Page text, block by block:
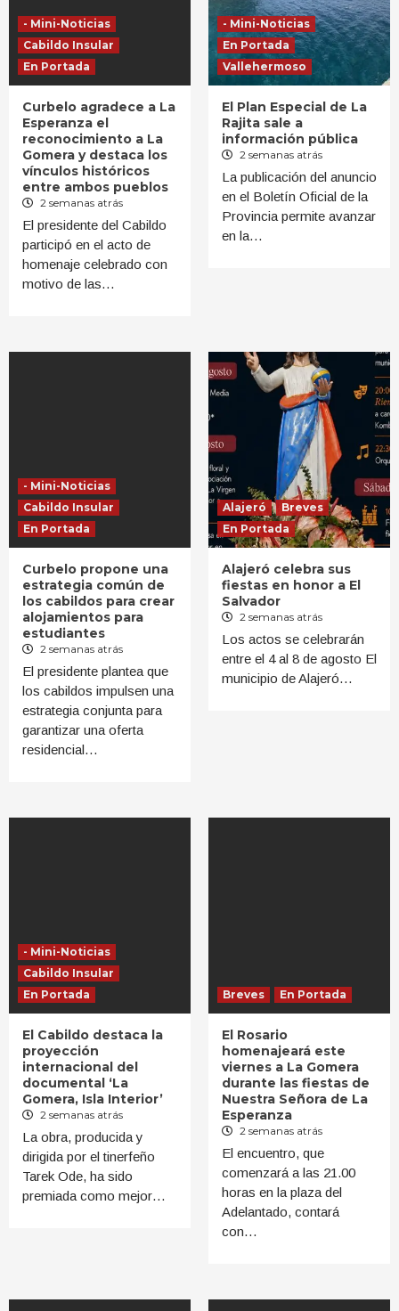
- Mini-Noticias
Cabildo Insular
En Portada
Curbelo agradece a La
Esperanza el
reconocimiento a La
Gomera y destaca los
vínculos históricos
entre ambos pueblos
2 semanas atrás
El presidente del Cabildo
participó en el acto de
homenaje celebrado con
motivo de las…
- Mini-Noticias
En Portada
Vallehermoso
El Plan Especial de La
Rajita sale a
información pública
2 semanas atrás
La publicación del anuncio
en el Boletín Oficial de la
Provincia permite avanzar
en la…
- Mini-Noticias
Cabildo Insular
En Portada
Curbelo propone una
estrategia común de
los cabildos para crear
alojamientos para
estudiantes
2 semanas atrás
El presidente plantea que
los cabildos impulsen una
estrategia conjunta para
garantizar una oferta
residencial…
Alajeró
Breves
En Portada
Alajeró celebra sus
fiestas en honor a El
Salvador
2 semanas atrás
Los actos se celebrarán
entre el 4 al 8 de agosto El
municipio de Alajeró…
- Mini-Noticias
Cabildo Insular
En Portada
El Cabildo destaca la
proyección
internacional del
documental ‘La
Gomera, Isla Interior’
2 semanas atrás
La obra, producida y
dirigida por el tinerfeño
Tarek Ode, ha sido
premiada como mejor…
Breves En Portada
El Rosario
homenajeará este
viernes a La Gomera
durante las fiestas de
Nuestra Señora de La
Esperanza
2 semanas atrás
El encuentro, que
comenzará a las 21.00
horas en la plaza del
Adelantado, contará
con…